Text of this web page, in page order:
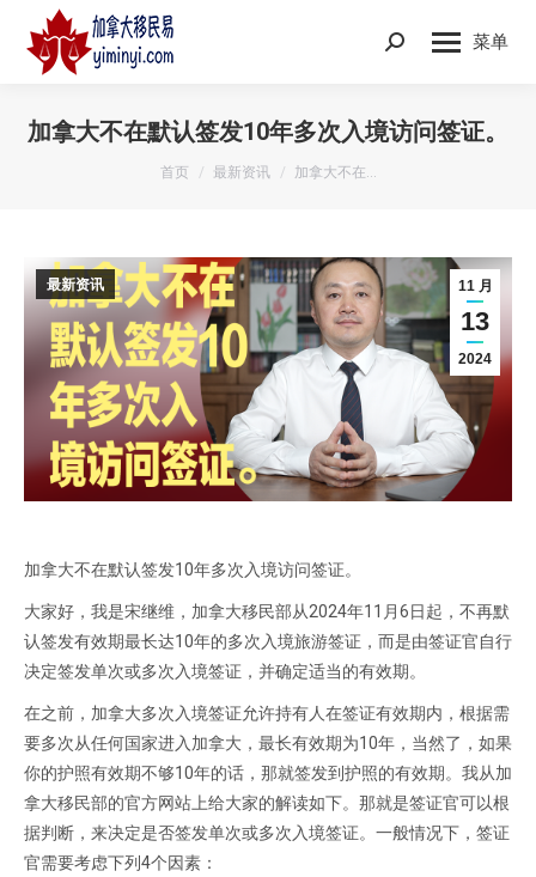
菜单
Search:
加拿大不在默认签发10年多次入境访问签证。
您在这里：
首页 最新资讯 加拿大不在…
11 月
13
2024
最新资讯
加拿大不在默认签发10年多次入境访问签证。
大家好，我是宋继维，加拿大移民部从2024年11月6日起，不再默
认签发有效期最长达10年的多次入境旅游签证，而是由签证官自行
决定签发单次或多次入境签证，并确定适当的有效期。
在之前，加拿大多次入境签证允许持有人在签证有效期内，根据需
要多次从任何国家进入加拿大，最长有效期为10年，当然了，如果
你的护照有效期不够10年的话，那就签发到护照的有效期。我从加
拿大移民部的官方网站上给大家的解读如下。那就是签证官可以根
据判断，来决定是否签发单次或多次入境签证。一般情况下，签证
官需要考虑下列4个因素：